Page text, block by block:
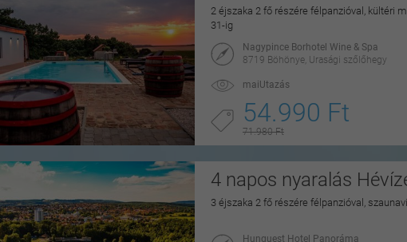
2 éjszaka 2 fő részére félpanzióval, kültéri
31-ig
Nagypince Borhotel Wine & Spa
8719 Böhönye, Urasági szőlőhegy
maiUtazás
54.990 Ft
71.980 Ft
4 napos nyaralás
3 éjszaka 2 fő részére félpanzióval,
Hunguest Hotel Panoráma